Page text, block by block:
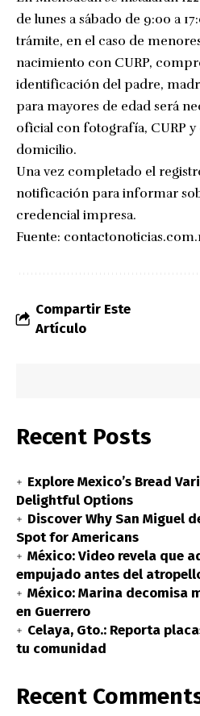
de lunes a sábado de 9:00 a
trámite, en el caso de
nacimiento con CURP,
identificación del padre,
para mayores de edad será
oficial con fotografía, CURP
domicilio.
Una vez completado el
notificación para informar
credencial impresa.
Fuente:
Compartir Este
Artículo
Recent Posts
Explore Mexico’s Bread
Delightful Options
Discover Why San Miguel
Spot for Americans
México: Video revela que
empujado antes del
México: Marina decomisa
en Guerrero
Celaya, Gto.: Reporta
tu comunidad
Recent